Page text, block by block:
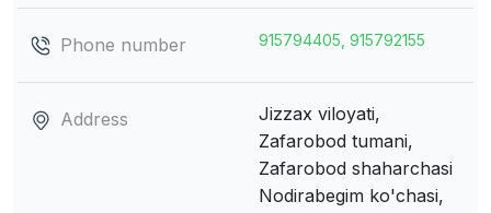
Phone number 915794405, 915792155
Address
Jizzax viloyati,
Zafarobod tumani,
Zafarobod shaharchasi
Nodirabegim ko'chasi,